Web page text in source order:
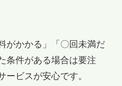
がかかる」「〇回未満だ
条件がある場合は要注
ービスが安心です。